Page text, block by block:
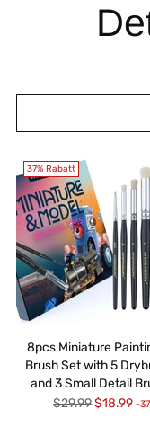
37% Rabatt
8pcs Miniature
Brush Set with 5
and 3 Small Detail
Regulärer
$29.99$18.99 -